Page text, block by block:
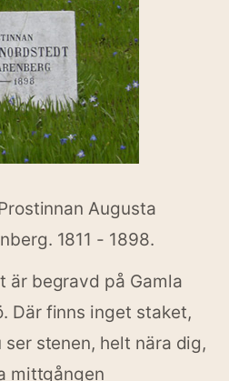
Augusta
1811 - 1898.
är begravd på Gamla
Där finns inget staket,
stenen, helt nära dig,
mittgången